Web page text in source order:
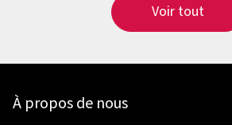
Voir tout
À propos de nous